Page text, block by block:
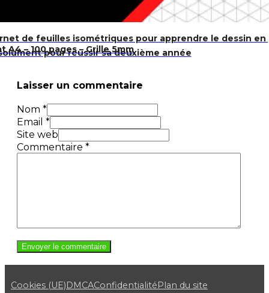
pour réussir sa deuxième année
de feuilles isométriques pour apprendre le dessin
A4 – 100 pages – Grille 5mm
Laisser un commentaire
Nom *
Email *
Site web
Commentaire *
Cookies (UE)DMCAConfidentialitéPlan du site